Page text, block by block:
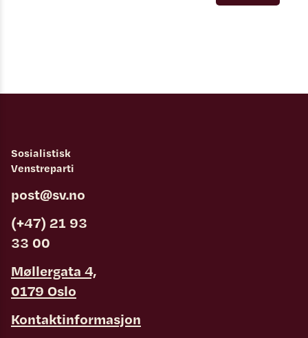
Sosialistisk
Venstreparti
post@sv.no
(+47) 21 93
33 00
Møllergata 4,
0179 Oslo
Kontaktinformasjon